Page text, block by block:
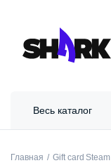
Весь каталог
Главная Gift card Steam